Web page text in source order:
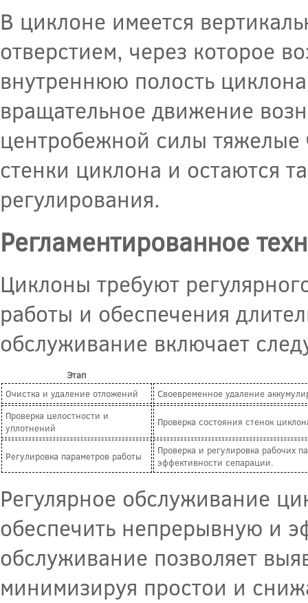
В циклоне имеется
отверстием, через которое
внутреннюю полость
вращательное движение
центробежной силы
стенки циклона и остаются
регулирования.
Регламентированное
Циклоны требуют
работы и обеспечения
обслуживание включает
Этап
Очистка и удаление отложений
Своевременное удаление
Проверка целостности и
уплотнений
Проверка состояния стенок
Регулировка параметров работы
Проверка и регулировка рабочих
эффективности сепарации.
Регулярное обслуживание
обеспечить непрерывную и
обслуживание позволяет
минимизируя простои и